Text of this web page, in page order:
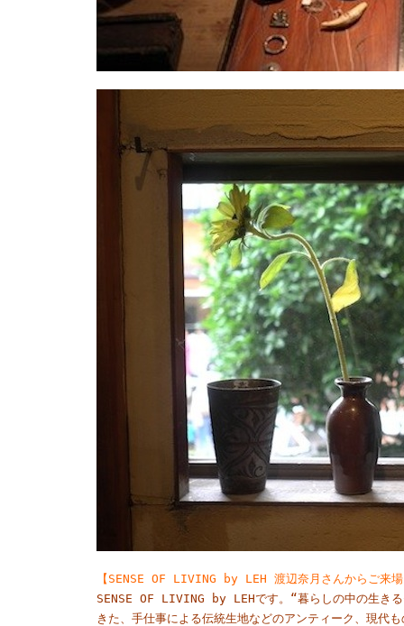
【SENSE OF LIVING by LEH 渡辺奈月さんからご来
SENSE OF LIVING by LEHです。“暮らしの中の生きる
きた、手仕事による伝統生地などのアンティーク、現代